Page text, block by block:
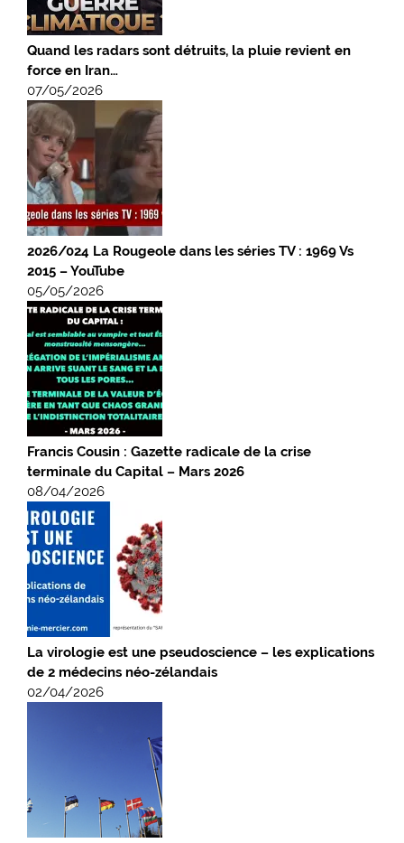
Quand les radars sont détruits, la pluie revient en
force en Iran…
07/05/2026
2026/024 La Rougeole dans les séries TV : 1969 Vs
2015 – YouTube
05/05/2026
Francis Cousin : Gazette radicale de la crise
terminale du Capital – Mars 2026
08/04/2026
La virologie est une pseudoscience – les explications
de 2 médecins néo-zélandais
02/04/2026